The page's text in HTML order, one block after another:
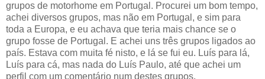
grupos de motorhome em Portugal. Procurei um bom tempo,
achei diversos grupos, mas não em Portugal, e sim para
toda a Europa, e eu achava que teria mais chance se o
grupo fosse de Portugal. E achei uns três grupos ligados ao
país. Estava com muita fé nisto, e lá se fui eu. Luís para lá,
Luís para cá, mas nada do Luís Paulo, até que achei um
perfil com um comentário num destes grupos.